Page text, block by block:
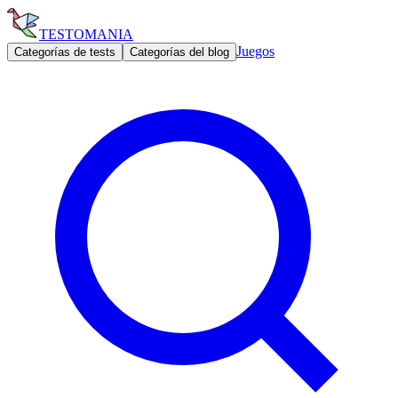
TESTOMANIA
Categorías de tests Categorías del blog Juegos